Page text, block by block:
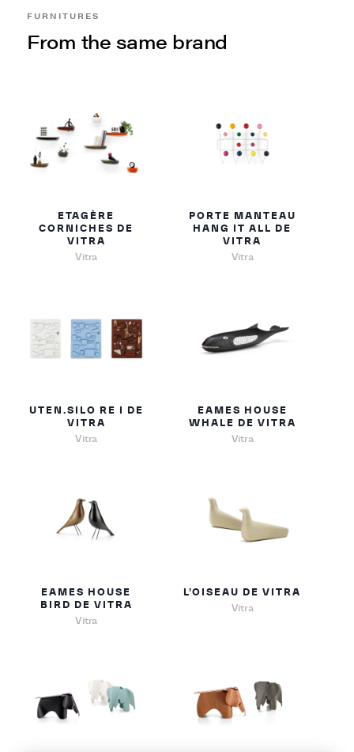
From the same brand
FURNITURES
ETAGÈRE
CORNICHES DE
VITRA
Vitra
PORTE MANTEAU
HANG IT ALL DE
VITRA
Vitra
UTEN.SILO RE I DE
VITRA
Vitra
EAMES HOUSE
WHALE DE VITRA
Vitra
EAMES HOUSE
BIRD DE VITRA
Vitra
L’OISEAU DE VITRA
Vitra